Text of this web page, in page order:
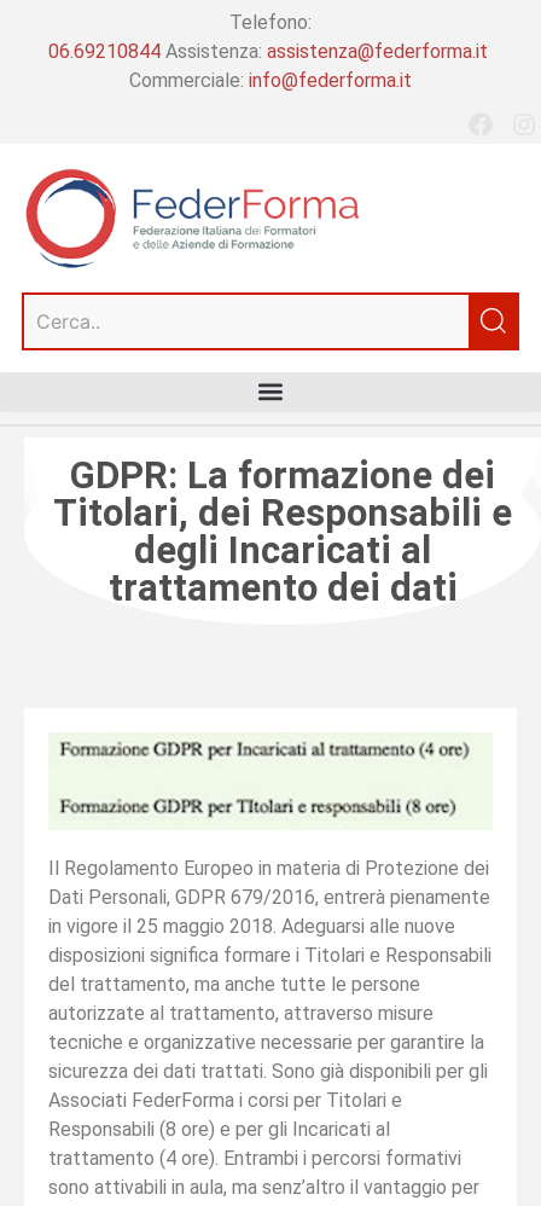
Telefono:
06.69210844 Assistenza: assistenza@federforma.it
Commerciale: info@federforma.it
GDPR: La formazione dei
Titolari, dei Responsabili e
degli Incaricati al
trattamento dei dati
Il Regolamento Europeo in materia di Protezione dei
Dati Personali, GDPR 679/2016, entrerà pienamente
in vigore il 25 maggio 2018. Adeguarsi alle nuove
disposizioni significa formare i Titolari e Responsabili
del trattamento, ma anche tutte le persone
autorizzate al trattamento, attraverso misure
tecniche e organizzative necessarie per garantire la
sicurezza dei dati trattati. Sono già disponibili per gli
Associati FederForma i corsi per Titolari e
Responsabili (8 ore) e per gli Incaricati al
trattamento (4 ore). Entrambi i percorsi formativi
sono attivabili in aula, ma senz’altro il vantaggio per